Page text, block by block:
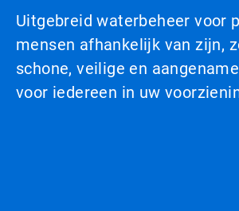
Uitgebreid waterbeheer voor
mensen afhankelijk van zijn,
schone, veilige en
voor iedereen in uw